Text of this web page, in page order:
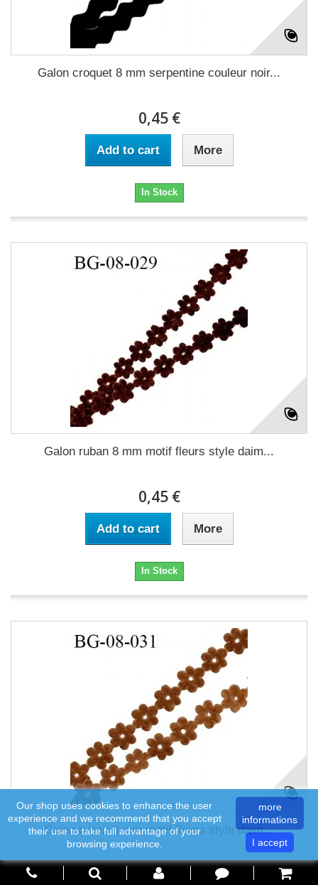
Galon croquet 8 mm serpentine couleur noir...
0,45 €
Add to cart More
In Stock
Galon ruban 8 mm motif fleurs style daim...
0,45 €
Add to cart More
In Stock
Galon ruban 8 mm motif fleurs style daim...
0,45 €
Our shop uses cookies to enhance the user
experience and we recommend that you accept
their use to take full advantage of your
browsing experience.
more
informations
I accept